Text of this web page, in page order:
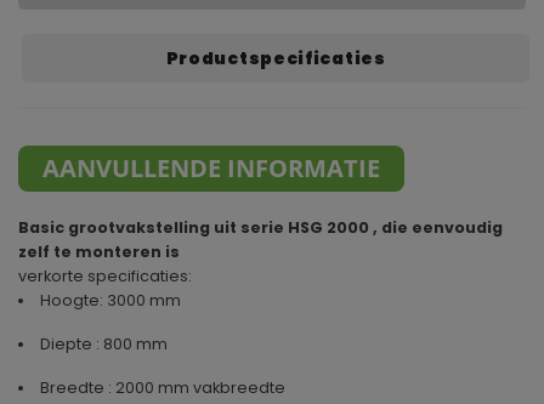
Productspecificaties
AANVULLENDE INFORMATIE
Basic grootvakstelling uit serie HSG 2000 , die eenvoudig
zelf te monteren is
verkorte specificaties:
Hoogte: 3000 mm
Diepte : 800 mm
Breedte : 2000 mm vakbreedte